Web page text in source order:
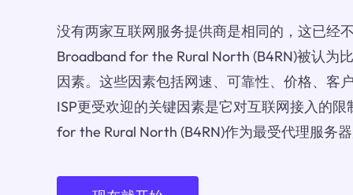
没有两家互联网服务提供商是相同的，这已经
Broadband for the Rural North (B4RN)被认为
因素。这些因素包括网速、可靠性、价格、客
ISP更受欢迎的关键因素是它对互联网接入的
for the Rural North (B4RN)作为最受代理服务